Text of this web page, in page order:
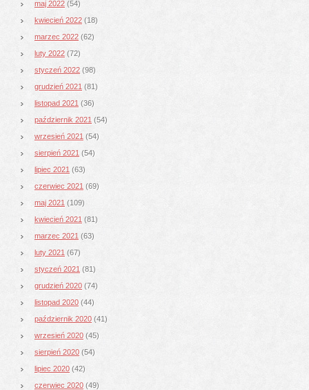
maj 2022 (54)
kwiecień 2022 (18)
marzec 2022 (62)
luty 2022 (72)
styczeń 2022 (98)
grudzień 2021 (81)
listopad 2021 (36)
październik 2021 (54)
wrzesień 2021 (54)
sierpień 2021 (54)
lipiec 2021 (63)
czerwiec 2021 (69)
maj 2021 (109)
kwiecień 2021 (81)
marzec 2021 (63)
luty 2021 (67)
styczeń 2021 (81)
grudzień 2020 (74)
listopad 2020 (44)
październik 2020 (41)
wrzesień 2020 (45)
sierpień 2020 (54)
lipiec 2020 (42)
czerwiec 2020 (49)